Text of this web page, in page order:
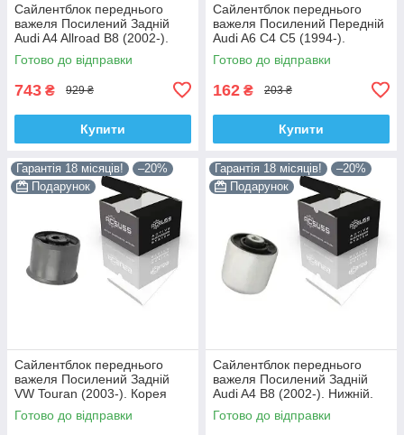
Сайлентблок переднього
важеля Посилений Задній
Audi A4 Allroad B8 (2002-).
Нижній. Корея ACSUSS!
4H0407183 , TD1247W ,
Готово до відправки
743 ₴ 929 ₴
Купити
Сайлентблок переднього
важеля Посилений Передній
Audi A6 C4 C5 (1994-).
Верхній. Корея ACSUSS!
35379 , JBU138 , TD1062W
Готово до відправки
162 ₴ 203 ₴
Купити
Гарантія 18 місяців!
–20%
Подарунок
Сайлентблок переднього
важеля Посилений Задній
VW Touran (2003-). Корея
ACSUSS! 34559 , JBU602 ,
VKDS331037
Готово до відправки
Гарантія 18 місяців!
–20%
Подарунок
Сайлентблок переднього
важеля Посилений Задній
Audi A4 B8 (2002-). Нижній.
Корея ACSUSS! 4H0407183 ,
TD1247W , VKDS331074
Готово до відправки